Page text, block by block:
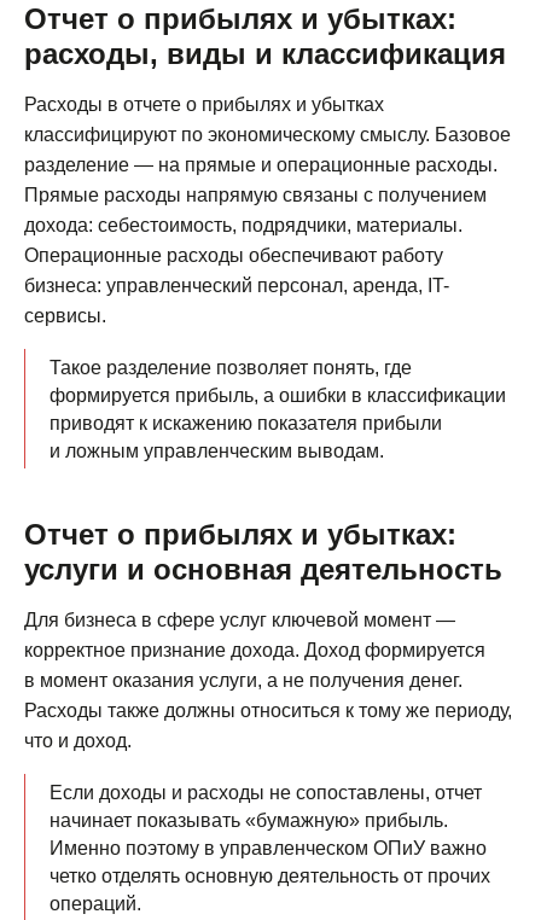
Отчет о прибылях и убытках:
расходы, виды и классификация
Расходы в отчете о прибылях и убытках
классифицируют по экономическому смыслу. Базовое
разделение — на прямые и операционные расходы.
Прямые расходы напрямую связаны с получением
дохода: себестоимость, подрядчики, материалы.
Операционные расходы обеспечивают работу
бизнеса: управленческий персонал, аренда, IT-
сервисы.
Такое разделение позволяет понять, где
формируется прибыль, а ошибки в классификации
приводят к искажению показателя прибыли
и ложным управленческим выводам.
Отчет о прибылях и убытках:
услуги и основная деятельность
Для бизнеса в сфере услуг ключевой момент —
корректное признание дохода. Доход формируется
в момент оказания услуги, а не получения денег.
Расходы также должны относиться к тому же периоду,
что и доход.
Если доходы и расходы не сопоставлены, отчет
начинает показывать «бумажную» прибыль.
Именно поэтому в управленческом ОПиУ важно
четко отделять основную деятельность от прочих
операций.